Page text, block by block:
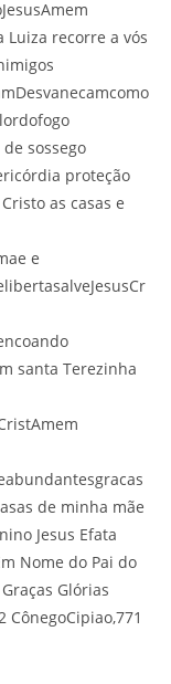
recorre a vós
sossego
proteção
as casas e
e
santa Terezinha
de minha mãe
Jesus Efata
Nome do Pai do
Glórias
CônegoCipiao,771